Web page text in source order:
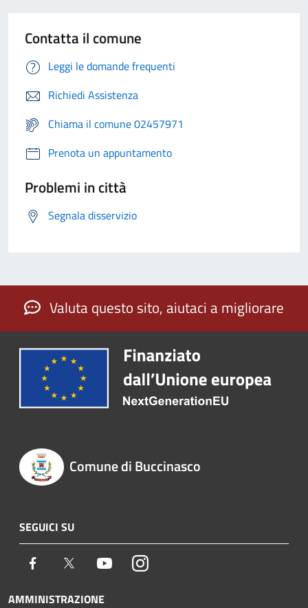
Contatta il comune
Leggi le domande frequenti
Richiedi Assistenza
Chiama il comune 02457971
Prenota un appuntamento
Problemi in città
Segnala disservizio
Valuta questo sito, aiutaci a migliorare
Comune di Buccinasco
SEGUICI SU
Facebook Twitter YoutubeInstagram
AMMINISTRAZIONE